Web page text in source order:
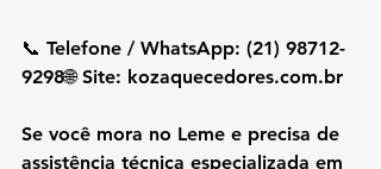
📞 Telefone / WhatsApp: (21) 98712-
9298🌐 Site: kozaquecedores.com.br
Se você mora no Leme e precisa de
assistência técnica especializada em